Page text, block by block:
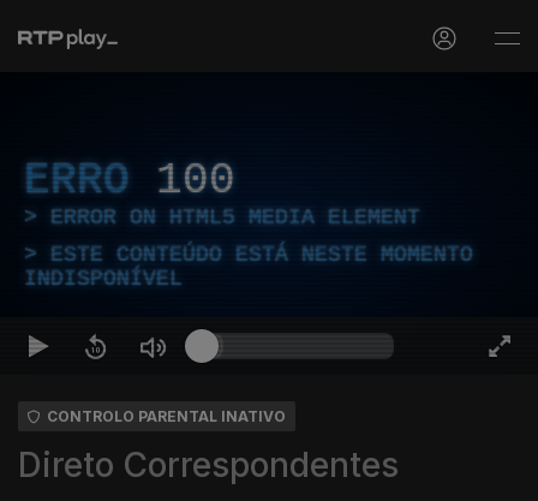
ERRO 100
ERROR ON HTML5 MEDIA ELEMENT
ESTE CONTEÚDO ESTÁ NESTE MOMENTO
INDISPONÍVEL
CONTROLO PARENTAL INATIVO
Direto Correspondentes